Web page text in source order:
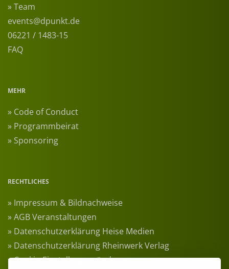
» Team
events@dpunkt.de
06221 / 1483-15
FAQ
MEHR
» Code of Conduct
» Programmbeirat
» Sponsoring
RECHTLICHES
» Impressum & Bildnachweise
» AGB Veranstaltungen
» Datenschutzerklärung Heise Medien
» Datenschutzerklärung Rheinwerk Verlag
» Cookie-Einstellungen ändern